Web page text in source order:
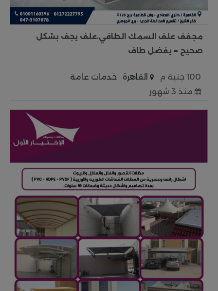
مجفف علف السمك الطافي،علف يجف بشكل
صحيح = يفضل طاف
100 جنية م القاهرة
خدمات عامة
منذ 3 شهور